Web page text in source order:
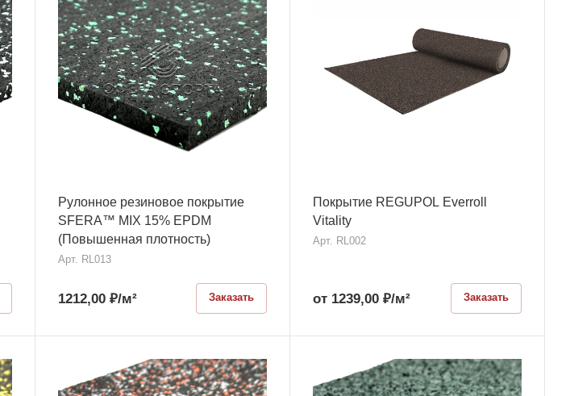
Рулонное резиновое покрытие
SFERA™ MIX 15% EPDM
(Повышенная плотность)
Арт. RL013
1212,00 ₽/м² Заказать
Покрытие REGUPOL Everroll
Vitality
Арт. RL002
от 1239,00 ₽/м² Заказать